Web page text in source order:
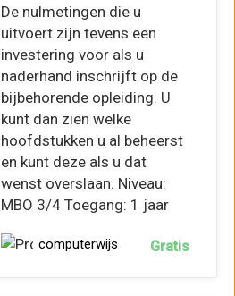
De nulmetingen die u
uitvoert zijn tevens een
investering voor als u
naderhand inschrijft op de
bijbehorende opleiding. U
kunt dan zien welke
hoofdstukken u al beheerst
en kunt deze als u dat
wenst overslaan. Niveau:
MBO 3/4 Toegang: 1 jaar
computerwijs Gratis